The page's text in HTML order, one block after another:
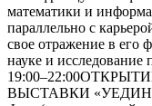
математики и
параллельно с
свое отражение в его
науке и исследование
ВЫСТАВКИ